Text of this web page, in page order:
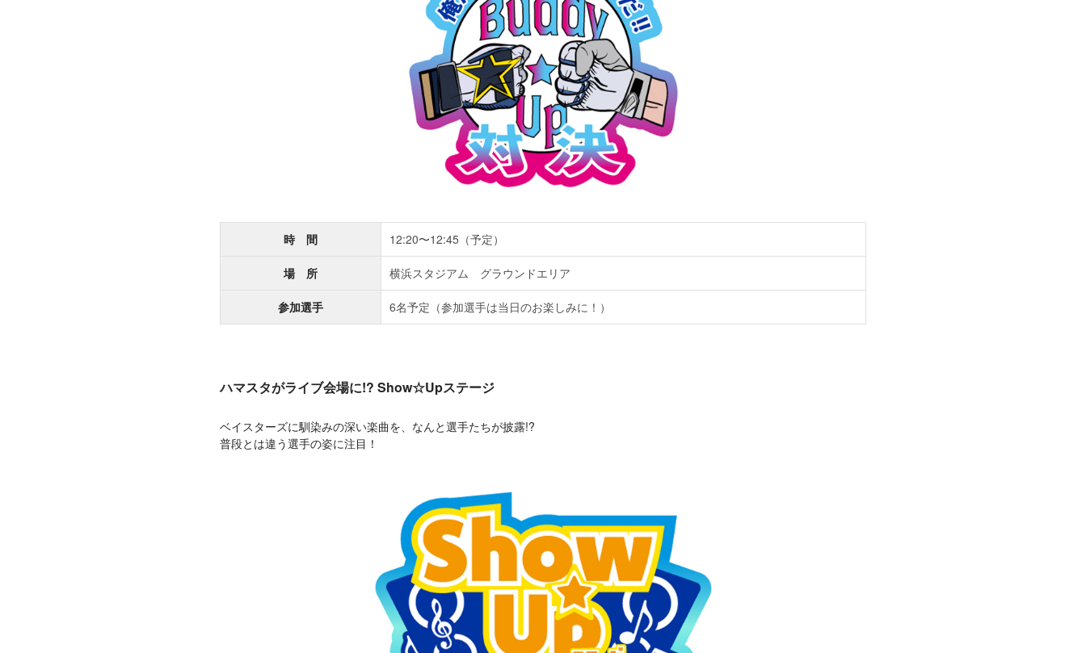
時 間 12:20〜12:45（予定）
場 所 横浜スタジアム グラウンドエリア
参加選手 6名予定（参加選手は当日のお楽しみに！）
ハマスタがライブ会場に!? Show☆Upステージ
ベイスターズに馴染みの深い楽曲を、なんと選手たちが披露!?
普段とは違う選手の姿に注目！